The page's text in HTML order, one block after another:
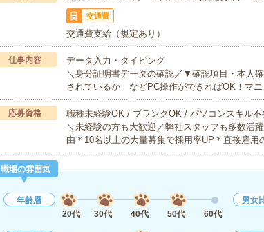
交通費
交通費支給（規定あり）
仕事内容
データ入力・タイピング
＼身分証明書データの確認／▼確認項目・本人
されているか などPC操作ができればOK！マ
応募資格
職種未経験OK / ブランクOK / パソコンスキル
＼未経験の方も大歓迎／弊社スタッフも多数活
由＊10名以上の大量募集で採用率UP＊直接雇
職場の雰囲気
年齢層
20代
30代 40代 50代 60代
男女